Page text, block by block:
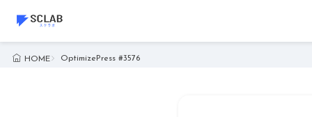
HOME OptimizePress #3576